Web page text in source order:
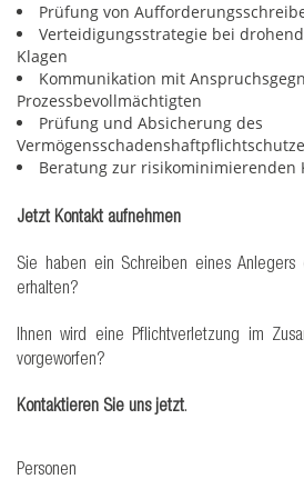
Prüfung von
Verteidigungsstrategie bei
Klagen
Kommunikation mit
Prozessbevollmächtigten
Prüfung und Absicherung des
Beratung zur risikominimierenden
Jetzt Kontakt aufnehmen
Sie haben ein Schreiben eines Anlegers
erhalten?
Ihnen wird eine Pflichtverletzung im
vorgeworfen?
Kontaktieren Sie uns jetzt.
Personen